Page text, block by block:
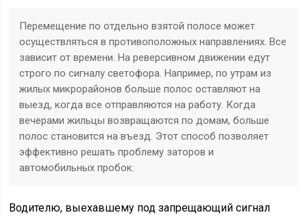
Перемещение по отдельно взятой полосе может
осуществляться в противоположных направлениях. Все
зависит от времени. На реверсивном движении едут
строго по сигналу светофора. Например, по утрам из
жилых микрорайонов больше полос оставляют на
выезд, когда все отправляются на работу. Когда
вечерами жильцы возвращаются по домам, больше
полос становится на въезд. Этот способ позволяет
эффективно решать проблему заторов и
автомобильных пробок.
Водителю, выехавшему под запрещающий сигнал